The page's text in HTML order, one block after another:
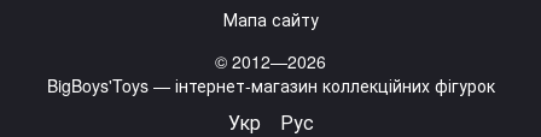
Мапа сайту
© 2012—2026
BigBoys'Toys — інтернет-магазин коллекційних фігурок
Укр Рус